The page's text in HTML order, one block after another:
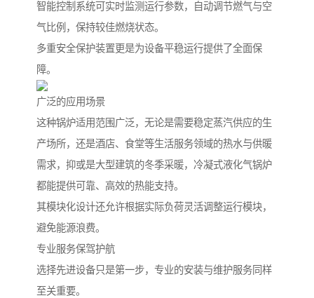
智能控制系统可实时监测运行参数，自动调节燃气与空
气比例，保持较佳燃烧状态。
多重安全保护装置更是为设备平稳运行提供了全面保
障。
广泛的应用场景
这种锅炉适用范围广泛，无论是需要稳定蒸汽供应的生
产场所，还是酒店、食堂等生活服务领域的热水与供暖
需求，抑或是大型建筑的冬季采暖，冷凝式液化气锅炉
都能提供可靠、高效的热能支持。
其模块化设计还允许根据实际负荷灵活调整运行模块，
避免能源浪费。
专业服务保驾护航
选择先进设备只是第一步，专业的安装与维护服务同样
至关重要。